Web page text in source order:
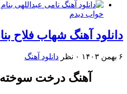
خواب دیدم
دانلود آهنگ شهاب فلاح
۶ بهمن ۱۴۰۳ ۰ نظر دانلود آهنگ
آهنگ درخت